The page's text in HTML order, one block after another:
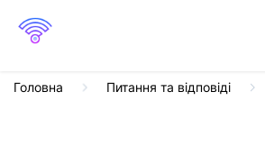
Головна Питання та відповіді